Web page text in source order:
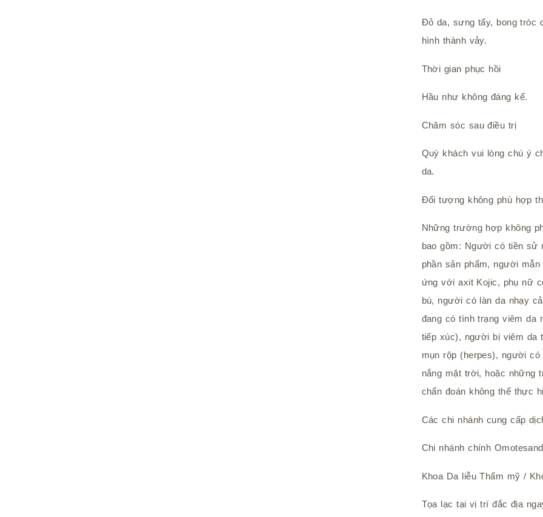
Đỏ da, sưng tấy, bong tróc
hình thành vảy.
Thời gian phục hồi
Hầu như không đáng kể.
Chăm sóc sau điều trị
Quý khách vui lòng chú ý
da.
Đối tượng không phù hợp
Những trường hợp không
bao gồm: Người có tiền sử
phần sản phẩm, người
ứng với axit Kojic, phụ nữ
bú, người có làn da nhạy
đang có tình trạng viêm da
tiếp xúc), người bị viêm da
mụn rộp (herpes), người
nắng mặt trời, hoặc
chẩn đoán không thể thực
Các chi nhánh cung cấp
Chi nhánh chính
Khoa Da liễu Thẩm mỹ /
Tọa lạc tại vị trí đắc địa